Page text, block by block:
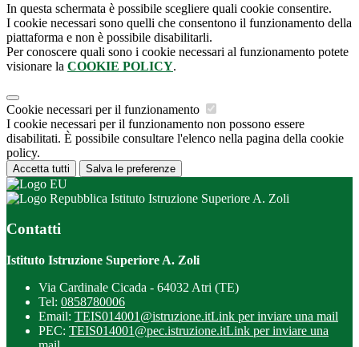
In questa schermata è possibile scegliere quali cookie consentire.
I cookie necessari sono quelli che consentono il funzionamento della
piattaforma e non è possibile disabilitarli.
Per conoscere quali sono i cookie necessari al funzionamento potete
visionare la COOKIE POLICY.
Cookie necessari per il funzionamento
I cookie necessari per il funzionamento non possono essere
disabilitati. È possibile consultare l'elenco nella pagina della cookie
policy.
Accetta tutti Salva le preferenze
Istituto Istruzione Superiore A. Zoli
Contatti
Istituto Istruzione Superiore A. Zoli
Via Cardinale Cicada - 64032 Atri (TE)
Tel: 0858780006
Email: TEIS014001@istruzione.itLink per inviare una mail
PEC: TEIS014001@pec.istruzione.itLink per inviare una